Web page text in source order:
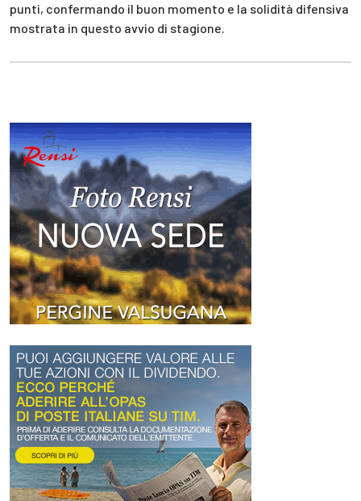
punti, confermando il buon momento e la solidità difensiva
mostrata in questo avvio di stagione.